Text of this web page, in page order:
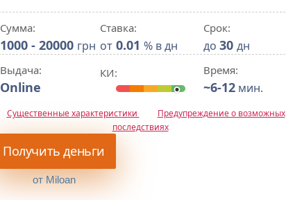
Сумма:
1000 - 20000 грн
Ставка:
от 0.01 % в дн
Срок:
до 30 дн
Выдача:
Online
КИ: Время:
~6-12 мин.
Существенные характеристики
Предупреждение о возможных
последствиях
Получить деньги
от Miloan